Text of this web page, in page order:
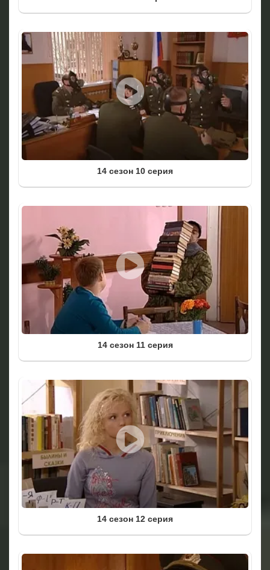
14 сезон 10 серия
14 сезон 11 серия
14 сезон 12 серия